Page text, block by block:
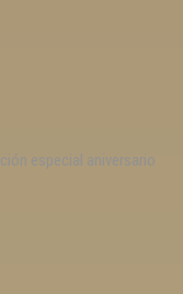
especial aniversario